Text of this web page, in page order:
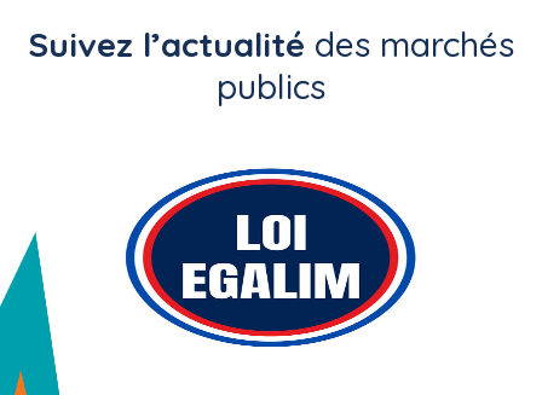
Suivez l’actualité des marchés
publics